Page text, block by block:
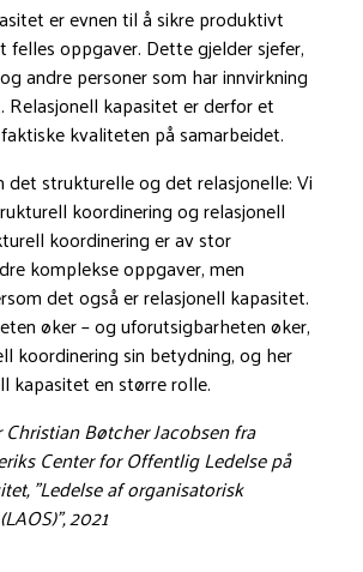
er evnen til å sikre produktivt
felles oppgaver. Dette gjelder sjefer,
andre personer som har innvirkning
Relasjonell kapasitet er derfor et
kvaliteten på samarbeidet.
det strukturelle og det relasjonelle: Vi
koordinering og relasjonell
koordinering er av stor
komplekse oppgaver, men
det også er relasjonell kapasitet.
øker – og uforutsigbarheten øker,
koordinering sin betydning, og her
kapasitet en større rolle.
Bøtcher Jacobsen fra
Center for Offentlig Ledelse på
”Ledelse af organisatorisk
2021